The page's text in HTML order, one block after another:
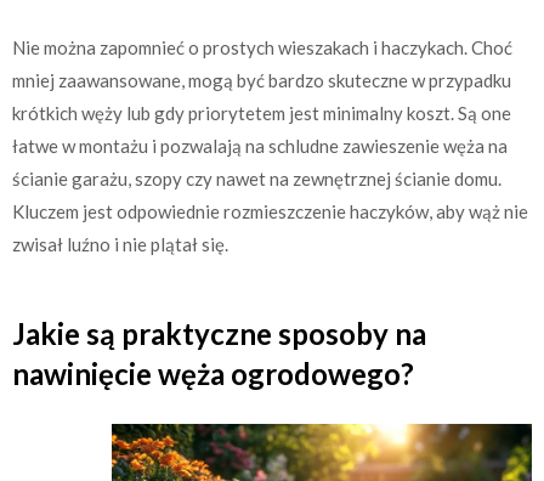
Nie można zapomnieć o prostych wieszakach i haczykach. Choć
mniej zaawansowane, mogą być bardzo skuteczne w przypadku
krótkich węży lub gdy priorytetem jest minimalny koszt. Są one
łatwe w montażu i pozwalają na schludne zawieszenie węża na
ścianie garażu, szopy czy nawet na zewnętrznej ścianie domu.
Kluczem jest odpowiednie rozmieszczenie haczyków, aby wąż nie
zwisał luźno i nie plątał się.
Jakie są praktyczne sposoby na
nawinięcie węża ogrodowego?